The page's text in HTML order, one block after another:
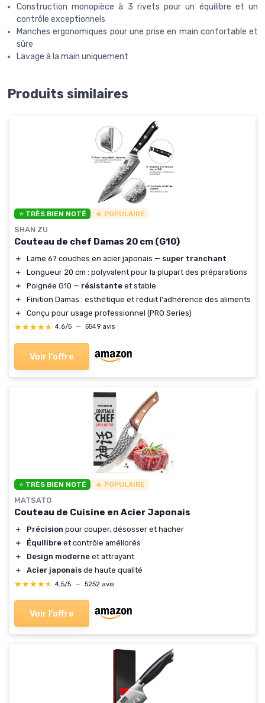
Construction monopièce à 3 rivets pour un équilibre et un
contrôle exceptionnels
Manches ergonomiques pour une prise en main confortable et
sûre
Lavage à la main uniquement
Produits similaires
⭐ TRÈS BIEN NOTÉ 🔥 POPULAIRE
SHAN ZU
Couteau de chef Damas 20 cm (G10)
＋ Lame 67 couches en acier japonais — super tranchant
＋
Longueur 20 cm : polyvalent pour la plupart des préparations
＋
Poignée G10 — résistante et stable
＋
Finition Damas : esthétique et réduit l'adhérence des aliments
＋
Conçu pour usage professionnel (PRO Series)
★★★★★
★★★★★ 4,6/5 — 5549 avis
Voir l'offre
⭐ TRÈS BIEN NOTÉ 🔥 POPULAIRE
MATSATO
Couteau de Cuisine en Acier Japonais
＋ Précision pour couper, désosser et hacher
＋
Équilibre et contrôle améliorés
＋
Design moderne et attrayant
＋
Acier japonais de haute qualité
★★★★★
★★★★★ 4,5/5 — 5252 avis
Voir l'offre